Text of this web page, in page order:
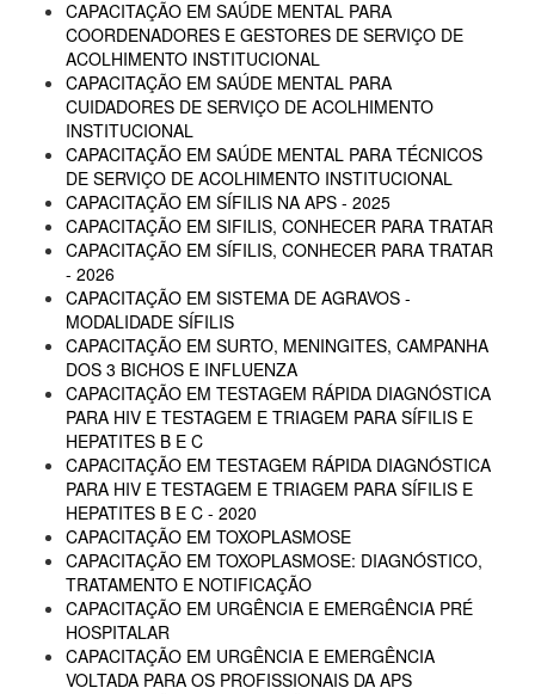
CAPACITAÇÃO EM SAÚDE MENTAL PARA
COORDENADORES E GESTORES DE SERVIÇO DE
ACOLHIMENTO INSTITUCIONAL
CAPACITAÇÃO EM SAÚDE MENTAL PARA
CUIDADORES DE SERVIÇO DE ACOLHIMENTO
INSTITUCIONAL
CAPACITAÇÃO EM SAÚDE MENTAL PARA TÉCNICOS
DE SERVIÇO DE ACOLHIMENTO INSTITUCIONAL
CAPACITAÇÃO EM SÍFILIS NA APS - 2025
CAPACITAÇÃO EM SIFILIS, CONHECER PARA TRATAR
CAPACITAÇÃO EM SÍFILIS, CONHECER PARA TRATAR
- 2026
CAPACITAÇÃO EM SISTEMA DE AGRAVOS -
MODALIDADE SÍFILIS
CAPACITAÇÃO EM SURTO, MENINGITES, CAMPANHA
DOS 3 BICHOS E INFLUENZA
CAPACITAÇÃO EM TESTAGEM RÁPIDA DIAGNÓSTICA
PARA HIV E TESTAGEM E TRIAGEM PARA SÍFILIS E
HEPATITES B E C
CAPACITAÇÃO EM TESTAGEM RÁPIDA DIAGNÓSTICA
PARA HIV E TESTAGEM E TRIAGEM PARA SÍFILIS E
HEPATITES B E C - 2020
CAPACITAÇÃO EM TOXOPLASMOSE
CAPACITAÇÃO EM TOXOPLASMOSE: DIAGNÓSTICO,
TRATAMENTO E NOTIFICAÇÃO
CAPACITAÇÃO EM URGÊNCIA E EMERGÊNCIA PRÉ
HOSPITALAR
CAPACITAÇÃO EM URGÊNCIA E EMERGÊNCIA
VOLTADA PARA OS PROFISSIONAIS DA APS